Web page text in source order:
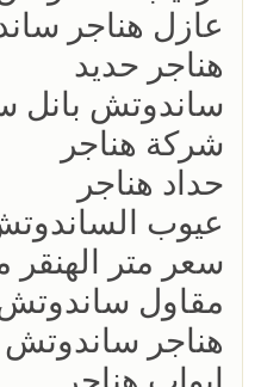
عازل هناجر
هناجر حديد
ساندوتش بانل
شركة هناجر
حداد هناجر
عيوب
سعر متر الهنقر
مقاول ساندوتش
هناجر ساندوتش